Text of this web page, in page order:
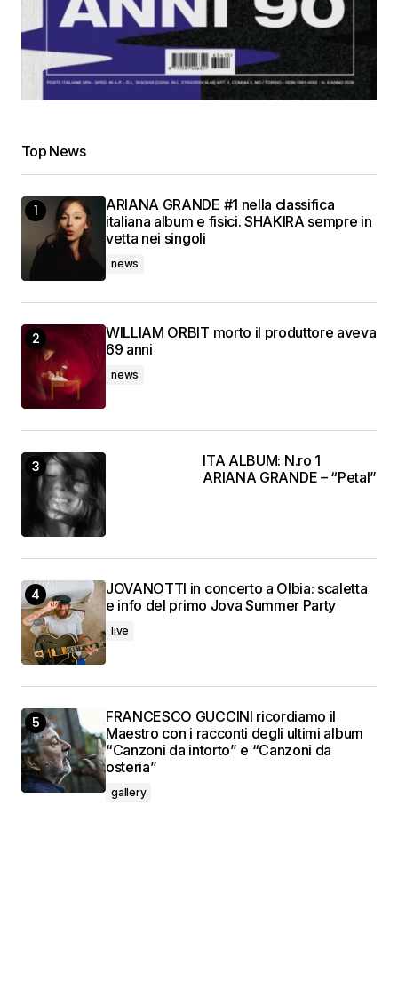
Top News
ARIANA GRANDE #1 nella classifica
italiana album e fisici. SHAKIRA sempre in
vetta nei singoli
news
WILLIAM ORBIT morto il produttore aveva
69 anni
news
ITA ALBUM: N.ro 1
ARIANA GRANDE – “Petal”
JOVANOTTI in concerto a Olbia: scaletta
e info del primo Jova Summer Party
live
FRANCESCO GUCCINI ricordiamo il
Maestro con i racconti degli ultimi album
“Canzoni da intorto” e “Canzoni da
osteria”
gallery